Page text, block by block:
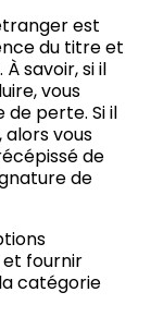
est
du titre et
savoir, si il
vous
de perte. Si il
alors vous
de
de
fournir
catégorie